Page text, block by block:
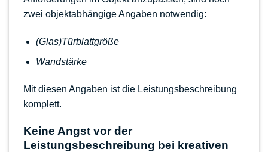
zwei objektabhängige Angaben notwendig:
(Glas)Türblattgröße
Wandstärke
Mit diesen Angaben ist die Leistungsbeschreibung
komplett.
Keine Angst vor der
Leistungsbeschreibung bei kreativen